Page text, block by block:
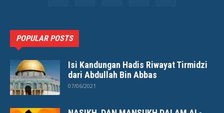
POPULAR POSTS
Isi Kandungan Hadis Riwayat Tirmidzi
dari Abdullah Bin Abbas
07/06/2021